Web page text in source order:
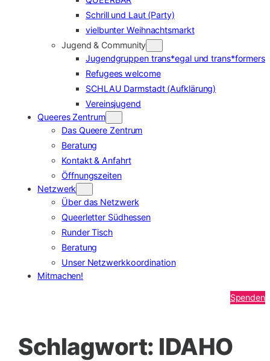
Schrill und Laut (Party)
vielbunter Weihnachtsmarkt
Jugend & Community
Jugendgruppen trans*egal und trans*formers
Refugees welcome
SCHLAU Darmstadt (Aufklärung)
Vereinsjugend
Queeres Zentrum
Das Queere Zentrum
Beratung
Kontakt & Anfahrt
Öffnungszeiten
Netzwerk
Über das Netzwerk
Queerletter Südhessen
Runder Tisch
Beratung
Unser Netzwerkkoordination
Mitmachen!
Spenden
Schlagwort: IDAHO